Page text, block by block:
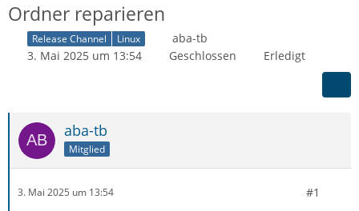
Ordner reparieren
Release Channel Linux
aba-tb
3. Mai 2025 um 13:54
Geschlossen Erledigt
aba-tb
Mitglied
3. Mai 2025 um 13:54 #1